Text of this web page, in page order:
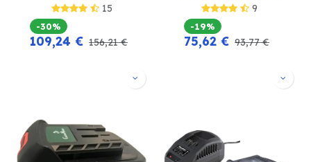
15
-30%
109,24 € 156,21€
9
-19%
75,62 € 93,77€